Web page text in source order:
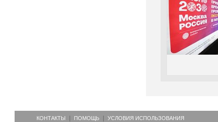
КОНТАКТЫ ПОМОЩЬ УСЛОВИЯ ИСПОЛЬЗОВАНИЯ